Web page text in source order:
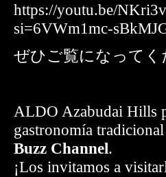
https://youtu.be/
si=6VWm1mc-
ぜひご覧になってく
ALDO Azabudai Hills
gastronomía
Buzz Channel.
¡Los invitamos a